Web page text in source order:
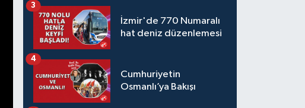
İzmir'de 770 Numaralı
hat deniz düzenlemesi
3
Cumhuriyetin
Osmanlı’ya Bakışı
4